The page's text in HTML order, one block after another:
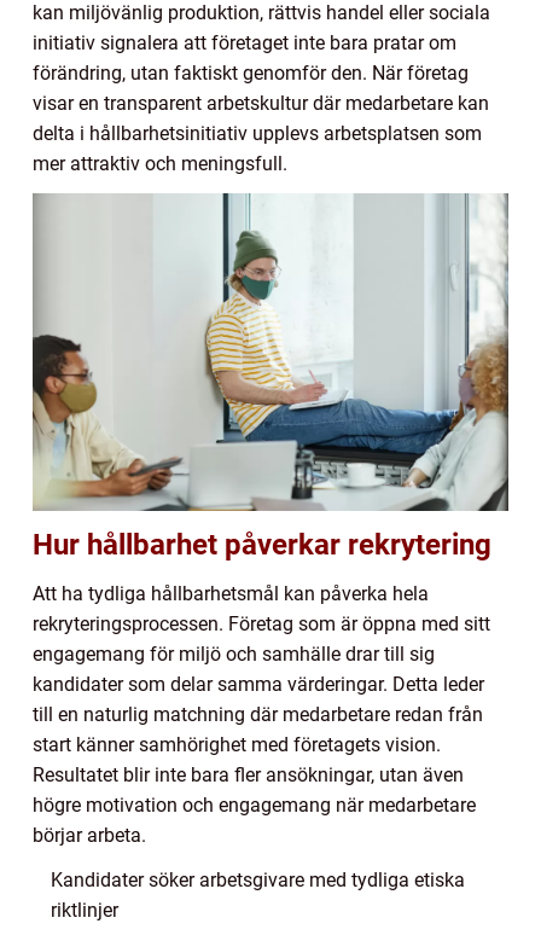
kan miljövänlig produktion, rättvis handel eller sociala
initiativ signalera att företaget inte bara pratar om
förändring, utan faktiskt genomför den. När företag
visar en transparent arbetskultur där medarbetare kan
delta i hållbarhetsinitiativ upplevs arbetsplatsen som
mer attraktiv och meningsfull.
Hur hållbarhet påverkar rekrytering
Att ha tydliga hållbarhetsmål kan påverka hela
rekryteringsprocessen. Företag som är öppna med sitt
engagemang för miljö och samhälle drar till sig
kandidater som delar samma värderingar. Detta leder
till en naturlig matchning där medarbetare redan från
start känner samhörighet med företagets vision.
Resultatet blir inte bara fler ansökningar, utan även
högre motivation och engagemang när medarbetare
börjar arbeta.
Kandidater söker arbetsgivare med tydliga etiska
riktlinjer